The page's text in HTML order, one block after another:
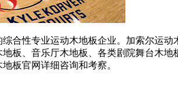
性专业运动木地板企业。加索尔运动
板、音乐厅木地板、各类剧院舞台木地
板官网详细咨询和考察。